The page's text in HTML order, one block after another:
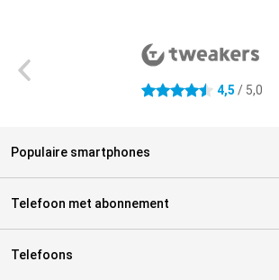
4.5 sterren 4,5 / 5,0
Populaire smartphones
Telefoon met abonnement
Telefoons